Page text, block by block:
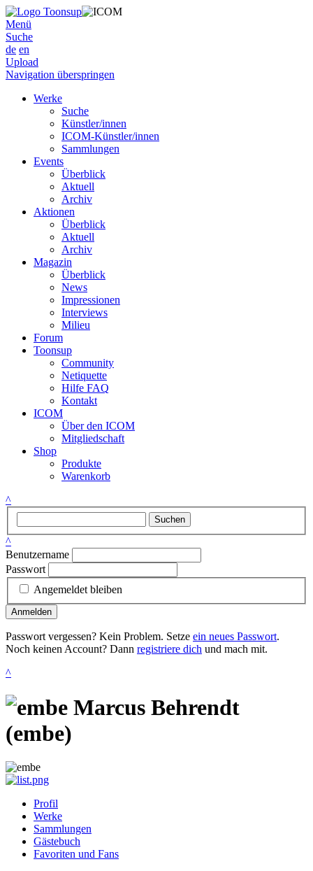
Menü
Suche
de en
Upload
Navigation überspringen
Werke
Suche
Künstler/innen
ICOM-Künstler/innen
Sammlungen
Events
Überblick
Aktuell
Archiv
Aktionen
Überblick
Aktuell
Archiv
Magazin
Überblick
News
Impressionen
Interviews
Milieu
Forum
Toonsup
Community
Netiquette
Hilfe FAQ
Kontakt
ICOM
Über den ICOM
Mitgliedschaft
Shop
Produkte
Warenkorb
^
Suchen
^
Benutzername
Passwort
Angemeldet bleiben
Anmelden
Passwort vergessen? Kein Problem. Setze ein neues Passwort.
Noch keinen Account? Dann registriere dich und mach mit.
^
Marcus Behrendt
(embe)
Profil
Werke
Sammlungen
Gästebuch
Favoriten und Fans